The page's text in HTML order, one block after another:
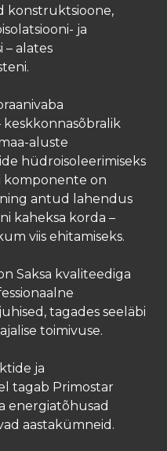
konstruktsioone,
ja
alates
keskkonnasõbralik
aluste
hüdroisoleerimiseks
komponente on
antud lahendus
kaheksa korda –
viis ehitamiseks.
Saksa kvaliteediga
tagades seeläbi
toimivuse.
ja
tagab Primostar
energiatõhusad
aastakümneid.​